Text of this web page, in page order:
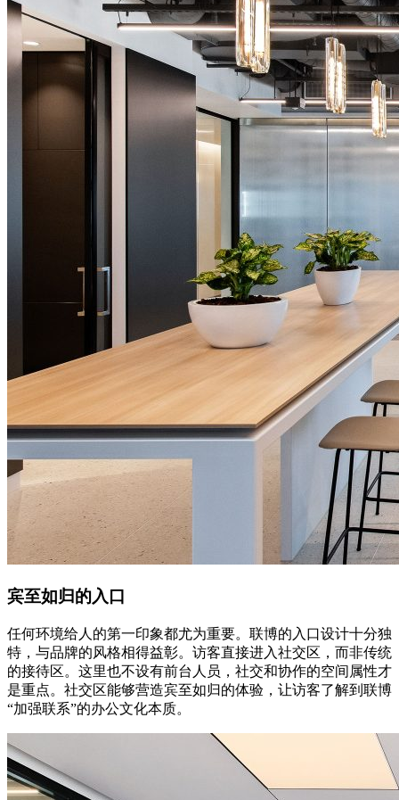
宾至如归的入口
任何环境给人的第一印象都尤为重要。联博的入口设计十分独
特，与品牌的风格相得益彰。访客直接进入社交区，而非传统
的接待区。这里也不设有前台人员，社交和协作的空间属性才
是重点。社交区能够营造宾至如归的体验，让访客了解到联博
“加强联系”的办公文化本质。